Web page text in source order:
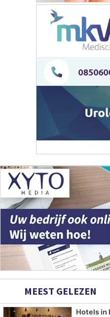
MEEST GELEZEN
Hotels in